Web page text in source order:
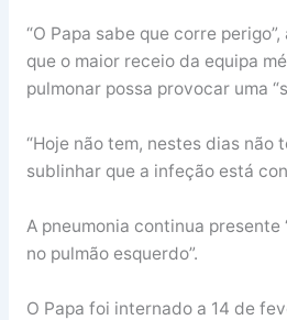
“O Papa sabe que corre
que o maior receio da equipa
pulmonar possa provocar uma
“Hoje não tem, nestes dias não
sublinhar que a infeção está
A pneumonia continua presente
no pulmão esquerdo”.
O Papa foi internado a 14 de